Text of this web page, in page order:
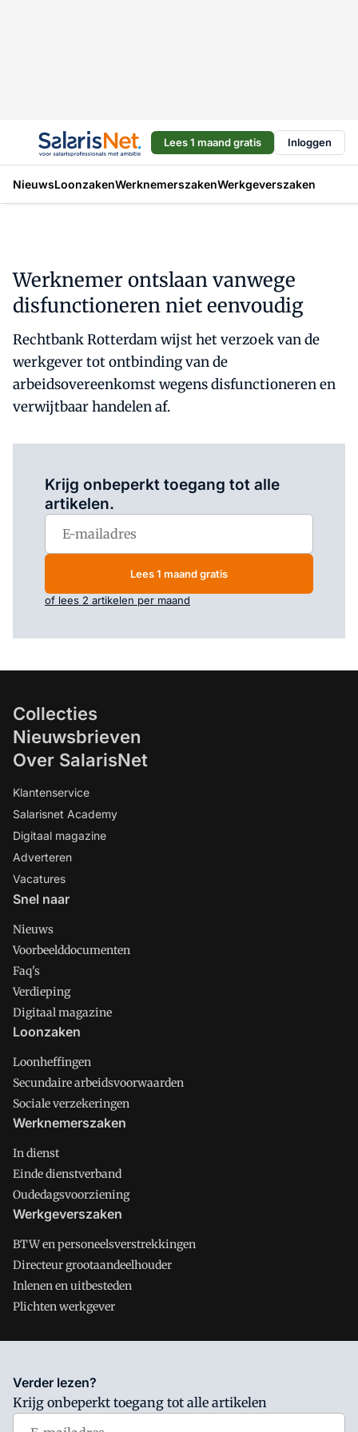
Lees 1 maand gratis Inloggen
NieuwsLoonzakenWerknemerszakenWerkgeverszaken
Werknemer ontslaan vanwege
disfunctioneren niet eenvoudig
Rechtbank Rotterdam wijst het verzoek van de
werkgever tot ontbinding van de
arbeidsovereenkomst wegens disfunctioneren en
verwijtbaar handelen af.
Krijg onbeperkt toegang tot alle
artikelen.
Lees 1 maand gratis
of lees 2 artikelen per maand
Collecties
Nieuwsbrieven
Over SalarisNet
Klantenservice
Salarisnet Academy
Digitaal magazine
Adverteren
Vacatures
Snel naar
Nieuws
Voorbeelddocumenten
Faq's
Verdieping
Digitaal magazine
Loonzaken
Loonheffingen
Secundaire arbeidsvoorwaarden
Sociale verzekeringen
Werknemerszaken
In dienst
Einde dienstverband
Oudedagsvoorziening
Werkgeverszaken
BTW en personeelsverstrekkingen
Directeur grootaandeelhouder
Inlenen en uitbesteden
Plichten werkgever
Salarisnet is onderdeel van VMN media. Lees in
waar VMN media voor staat. Op gebruik van deze site zijn de
volgende regelingen van toepassing:Algemene Voorwaarden
Verder lezen?
Krijg onbeperkt toegang tot alle artikelen